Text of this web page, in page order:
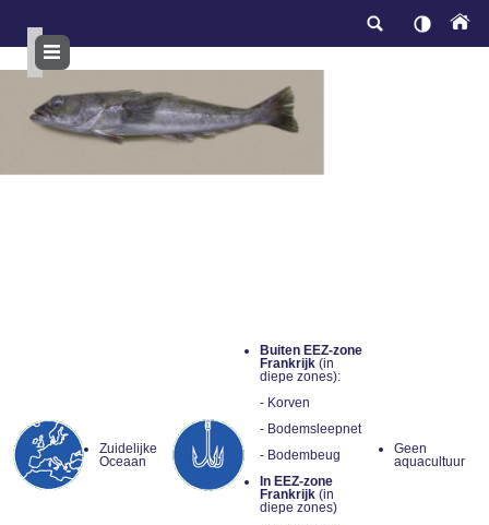
inhoud
Zuidelijke
Oceaan
Buiten EEZ-zone
Frankrijk (in
diepe zones):
- Korven
- Bodemsleepnet
- Bodembeug
In EEZ-zone
Frankrijk (in
diepe zones)
Geen
aquacultuur